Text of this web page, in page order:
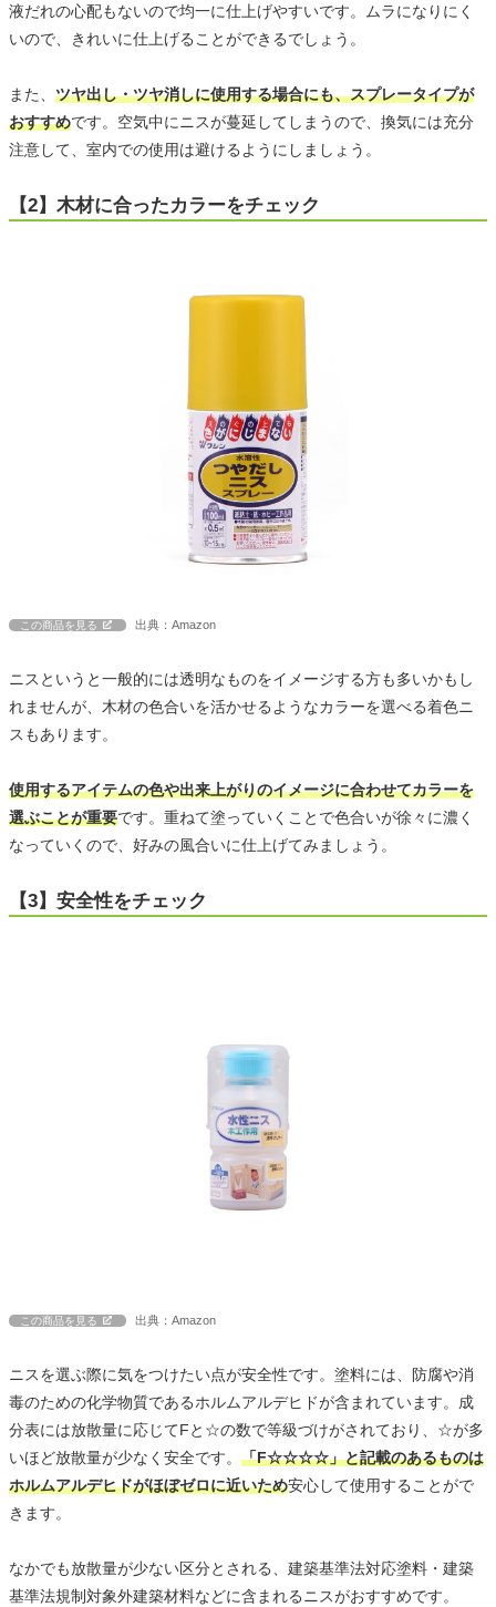
液だれの心配もないので均一に仕上げやすいです。ムラになりにく
いので、きれいに仕上げることができるでしょう。
また、 ツヤ出し・ツヤ消しに使用する場合にも、スプレータイプが
おすすめです。空気中にニスが蔓延してしまうので、換気には充分
注意して、室内での使用は避けるようにしましょう。
【2】木材に合ったカラーをチェック
この商品を見る 出典：Amazon
ニスというと一般的には透明なものをイメージする方も多いかもし
れませんが、木材の色合いを活かせるようなカラーを選べる着色ニ
スもあります。
使用するアイテムの色や出来上がりのイメージに合わせてカラーを
選ぶことが重要です。重ねて塗っていくことで色合いが徐々に濃く
なっていくので、好みの風合いに仕上げてみましょう。
【3】安全性をチェック
この商品を見る 出典：Amazon
ニスを選ぶ際に気をつけたい点が安全性です。塗料には、防腐や消
毒のための化学物質であるホルムアルデヒドが含まれています。成
分表には放散量に応じてFと☆の数で等級づけがされており、☆が多
いほど放散量が少なく安全です。 「F☆☆☆☆」と記載のあるものは
ホルムアルデヒドがほぼゼロに近いため安心して使用することがで
きます。
なかでも放散量が少ない区分とされる、建築基準法対応塗料・建築
基準法規制対象外建築材料などに含まれるニスがおすすめです。